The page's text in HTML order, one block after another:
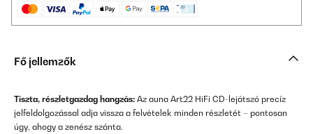
Fő jellemzők
Tiszta, részletgazdag hangzás: Az auna Art22 HiFi CD-lejátszó precíz
jelfeldolgozással adja vissza a felvételek minden részletét – pontosan
úgy, ahogy a zenész szánta.